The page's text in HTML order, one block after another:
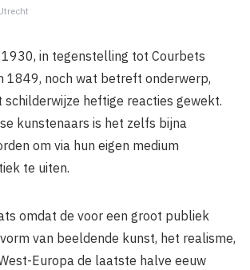
in tegenstelling tot Courbets
1849, noch wat betreft onderwerp,
heftige reacties gewekt.
kunstenaars is het zelfs bijna
om via hun eigen medium
te uiten.
omdat de voor een groot publiek
van beeldende kunst, het realisme,
Europa de laatste halve eeuw